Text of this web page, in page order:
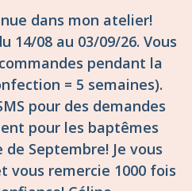
dans mon atelier!
14/08 au 03/09/26. Vous
pendant la
= 5 semaines).
pour des demandes
pour les baptêmes
Septembre! Je vous
vous remercie 1000 fois